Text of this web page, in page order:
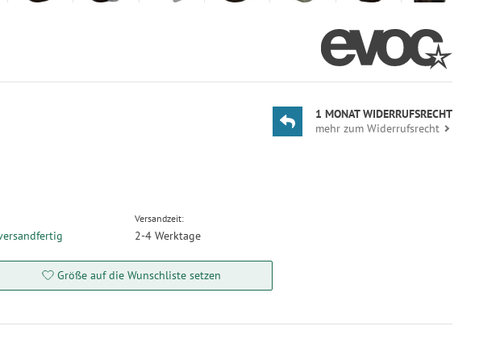
Versandzeit:
2-4 Werktage
Größe auf die Wunschliste setzen
1 MONAT WIDERRUFSRECHT
mehr zum Widerrufsrecht